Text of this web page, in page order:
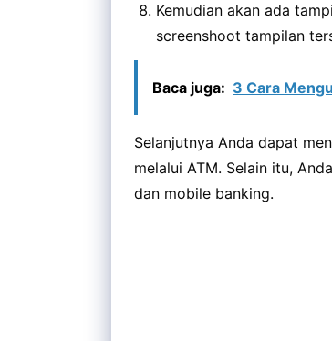
Kemudian akan ada
screenshoot tampilan
Baca juga: 3 Cara
Selanjutnya Anda dapat
melalui ATM. Selain itu,
dan mobile banking.